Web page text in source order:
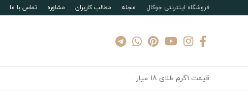
فروشگاه اینترنتی جوکال مجله مطالب کاربران مشاوره تماس با ما
قیمت 1گرم طلای 18 عیار :